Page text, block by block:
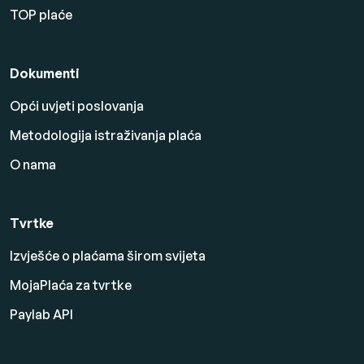
TOP plaće
Dokumenti
Opći uvjeti poslovanja
Metodologija istraživanja plaća
O nama
Tvrtke
Izvješće o plaćama širom svijeta
MojaPlaća za tvrtke
Paylab API